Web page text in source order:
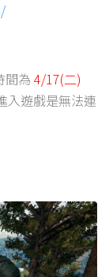
間為 4/17(二)
入遊戲是無法連